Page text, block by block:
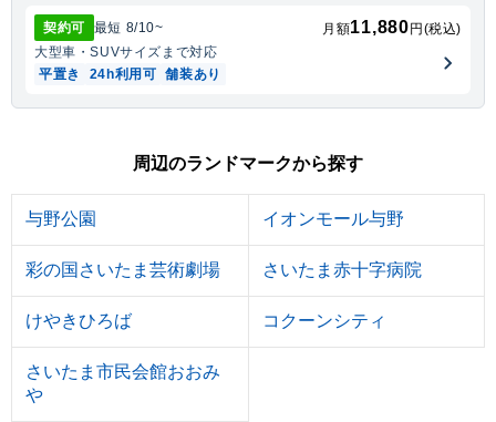
契約可 最短 8/10~ 月額11,880円(税込)
大型車・SUVサイズまで対応
平置き
24h利用可 舗装あり
周辺のランドマークから探す
与野公園 イオンモール与野
彩の国さいたま芸術劇場 さいたま赤十字病院
けやきひろば コクーンシティ
さいたま市民会館おおみ
や